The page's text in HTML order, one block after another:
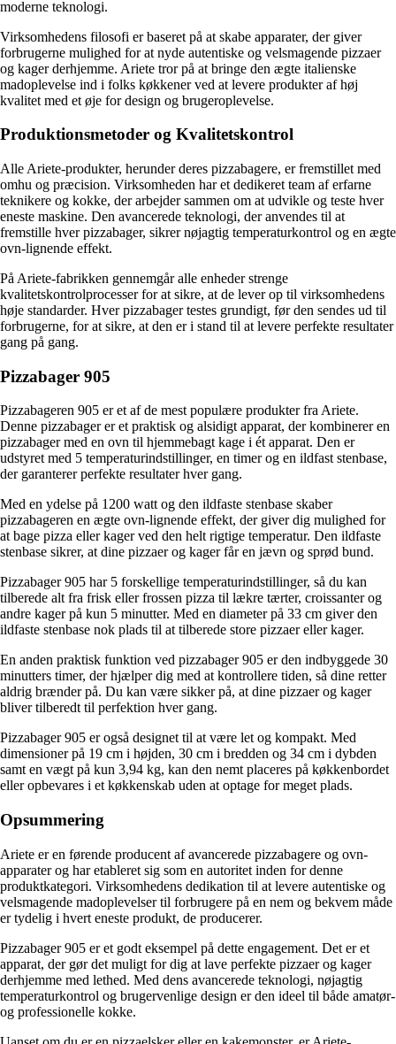
moderne teknologi.
Virksomhedens filosofi er baseret på at skabe apparater, der giver
forbrugerne mulighed for at nyde autentiske og velsmagende pizzaer
og kager derhjemme. Ariete tror på at bringe den ægte italienske
madoplevelse ind i folks køkkener ved at levere produkter af høj
kvalitet med et øje for design og brugeroplevelse.
Produktionsmetoder og Kvalitetskontrol
Alle Ariete-produkter, herunder deres pizzabagere, er fremstillet med
omhu og præcision. Virksomheden har et dedikeret team af erfarne
teknikere og kokke, der arbejder sammen om at udvikle og teste hver
eneste maskine. Den avancerede teknologi, der anvendes til at
fremstille hver pizzabager, sikrer nøjagtig temperaturkontrol og en ægte
ovn-lignende effekt.
På Ariete-fabrikken gennemgår alle enheder strenge
kvalitetskontrolprocesser for at sikre, at de lever op til virksomhedens
høje standarder. Hver pizzabager testes grundigt, før den sendes ud til
forbrugerne, for at sikre, at den er i stand til at levere perfekte resultater
gang på gang.
Pizzabager 905
Pizzabageren 905 er et af de mest populære produkter fra Ariete.
Denne pizzabager er et praktisk og alsidigt apparat, der kombinerer en
pizzabager med en ovn til hjemmebagt kage i ét apparat. Den er
udstyret med 5 temperaturindstillinger, en timer og en ildfast stenbase,
der garanterer perfekte resultater hver gang.
Med en ydelse på 1200 watt og den ildfaste stenbase skaber
pizzabageren en ægte ovn-lignende effekt, der giver dig mulighed for
at bage pizza eller kager ved den helt rigtige temperatur. Den ildfaste
stenbase sikrer, at dine pizzaer og kager får en jævn og sprød bund.
Pizzabager 905 har 5 forskellige temperaturindstillinger, så du kan
tilberede alt fra frisk eller frossen pizza til lækre tærter, croissanter og
andre kager på kun 5 minutter. Med en diameter på 33 cm giver den
ildfaste stenbase nok plads til at tilberede store pizzaer eller kager.
En anden praktisk funktion ved pizzabager 905 er den indbyggede 30
minutters timer, der hjælper dig med at kontrollere tiden, så dine retter
aldrig brænder på. Du kan være sikker på, at dine pizzaer og kager
bliver tilberedt til perfektion hver gang.
Pizzabager 905 er også designet til at være let og kompakt. Med
dimensioner på 19 cm i højden, 30 cm i bredden og 34 cm i dybden
samt en vægt på kun 3,94 kg, kan den nemt placeres på køkkenbordet
eller opbevares i et køkkenskab uden at optage for meget plads.
Opsummering
Ariete er en førende producent af avancerede pizzabagere og ovn-
apparater og har etableret sig som en autoritet inden for denne
produktkategori. Virksomhedens dedikation til at levere autentiske og
velsmagende madoplevelser til forbrugere på en nem og bekvem måde
er tydelig i hvert eneste produkt, de producerer.
Pizzabager 905 er et godt eksempel på dette engagement. Det er et
apparat, der gør det muligt for dig at lave perfekte pizzaer og kager
derhjemme med lethed. Med dens avancerede teknologi, nøjagtig
temperaturkontrol og brugervenlige design er den ideel til både amatør-
og professionelle kokke.